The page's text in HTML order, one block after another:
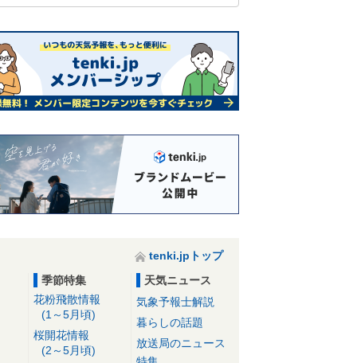
tenki.jpトップ
季節特集
花粉飛散情報
(1～5月頃)
桜開花情報
(2～5月頃)
天気ニュース
気象予報士解説
暮らしの話題
放送局のニュース